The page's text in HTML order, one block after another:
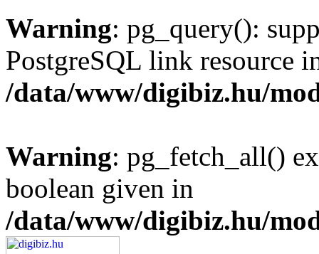
Warning: pg_query():
PostgreSQL link resource
/data/www/digibiz.hu/
Warning: pg_fetch_all()
boolean given in
/data/www/digibiz.hu/